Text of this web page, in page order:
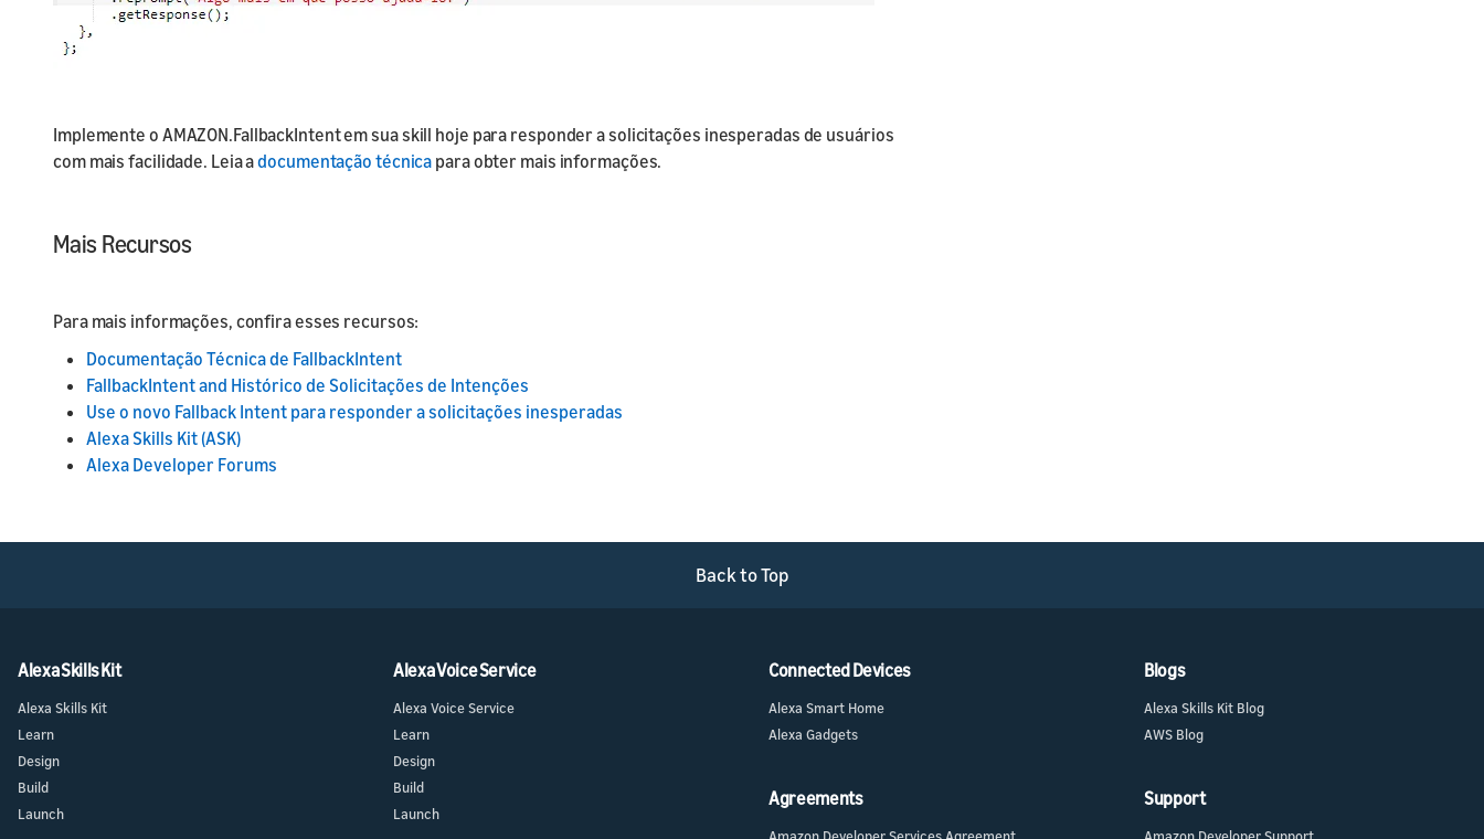
Implemente o AMAZON.FallbackIntent em sua skill hoje para responder a solicitações inesperadas de usuários
com mais facilidade. Leia adocumentação técnica para obter mais informações.
Mais Recursos
Para mais informações, confira esses recursos:
Documentação Técnica de FallbackIntent
FallbackIntent and Histórico de Solicitações de Intenções
Use o novo Fallback Intent para responder a solicitações inesperadas
Alexa Skills Kit (ASK)
Alexa Developer Forums
Back to Top
Alexa Skills Kit
Alexa Skills Kit
Learn
Design
Build
Launch
Alexa Voice Service
Alexa Voice Service
Learn
Design
Build
Launch
Connected Devices
Alexa Smart Home
Alexa Gadgets
Agreements
Blogs
Alexa Skills Kit Blog
AWS Blog
Support